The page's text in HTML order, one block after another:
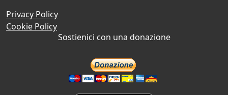
Privacy Policy
Cookie Policy
Sostienici con una donazione